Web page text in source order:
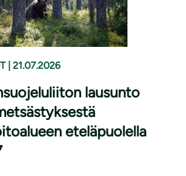
21.07.2026
lausunto
eteläpuolella